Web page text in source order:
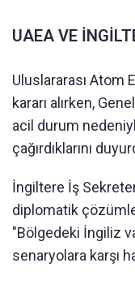
UAEA VE
Uluslararası Atom
kararı alırken,
acil durum
çağırdıklarını
İngiltere İş
diplomatik
"Bölgedeki İngiliz
senaryolara karşı